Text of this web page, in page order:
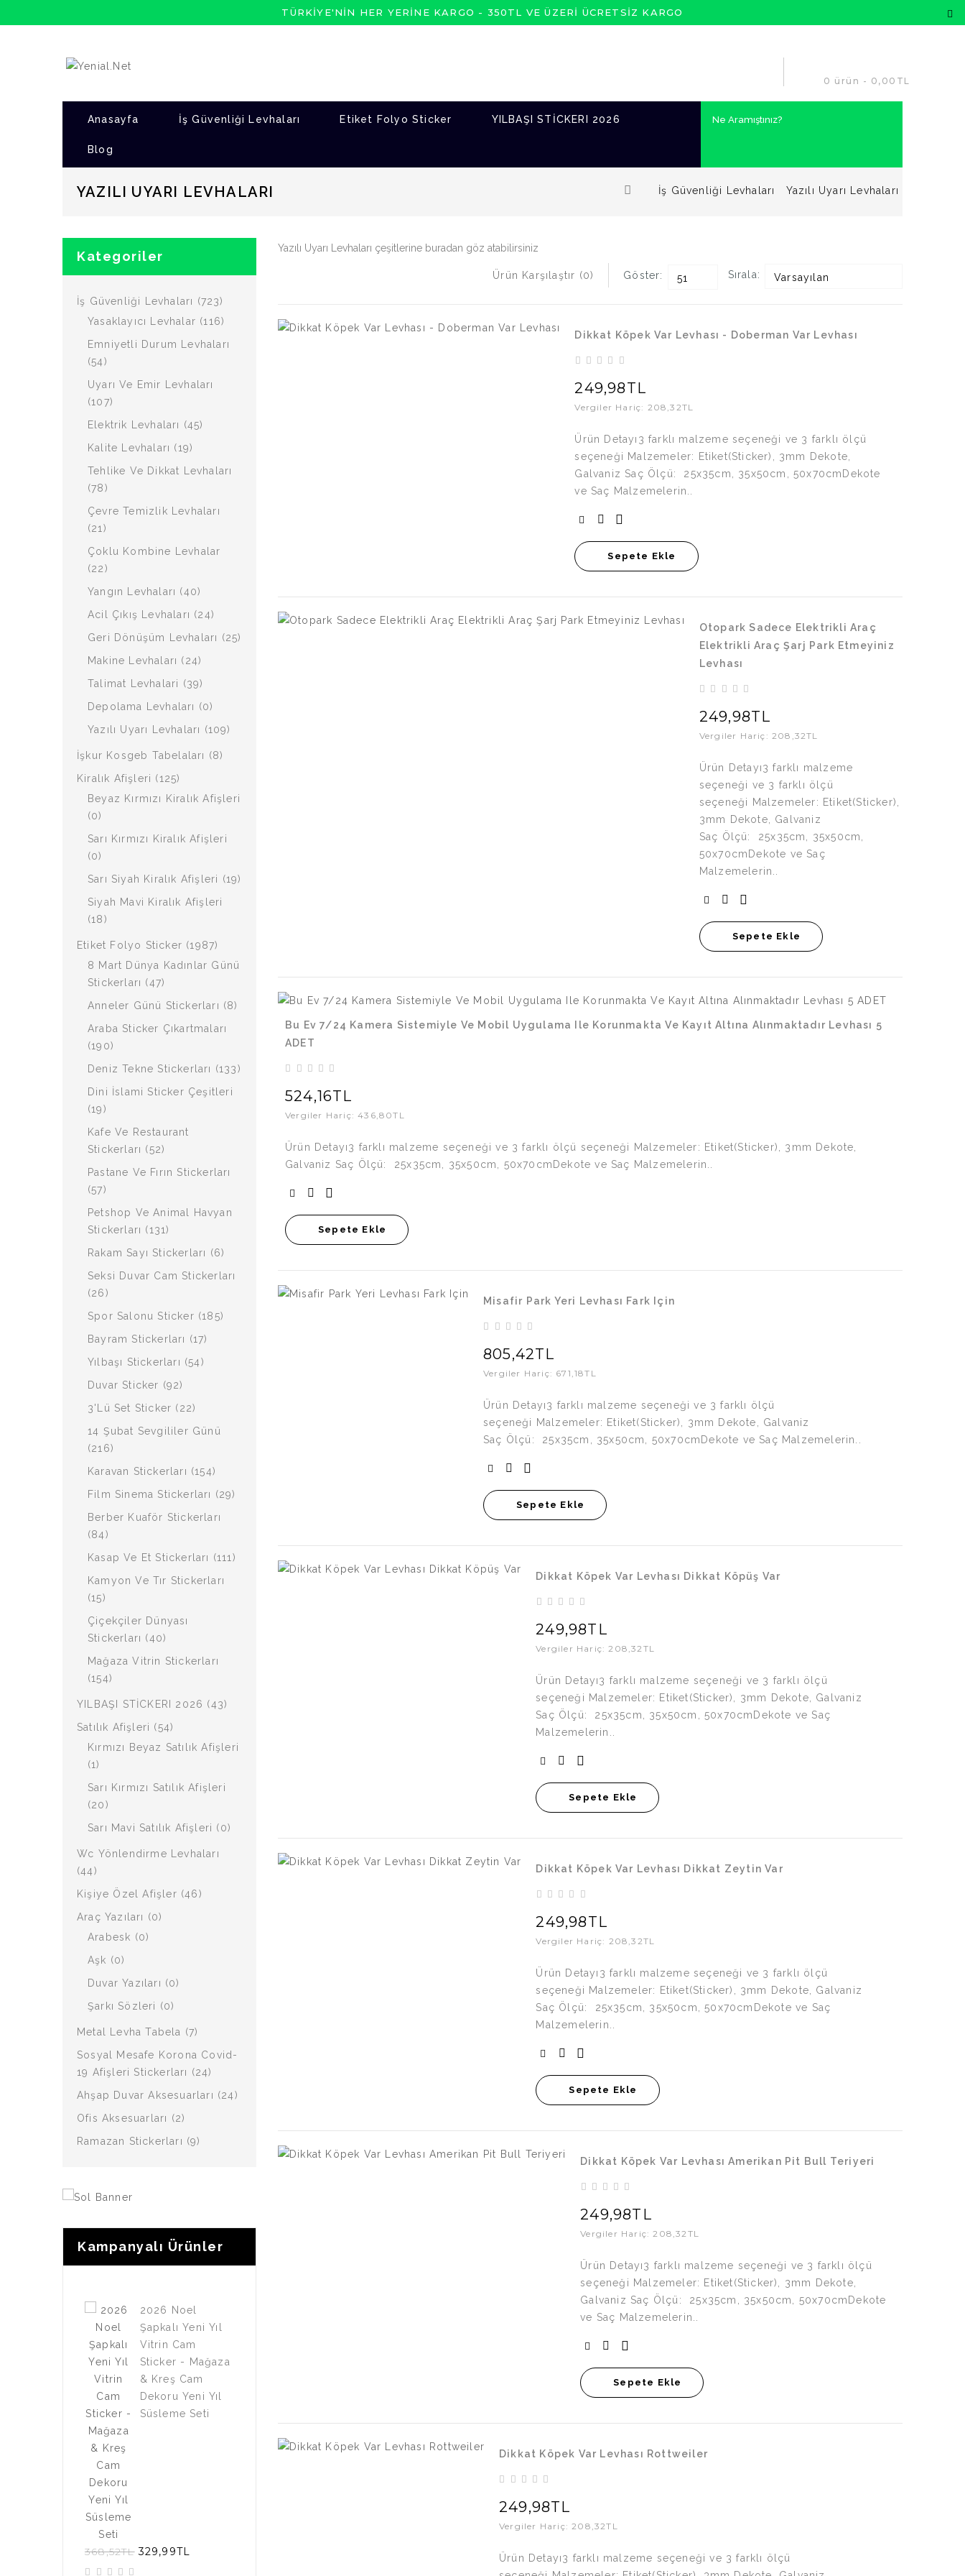
TÜRKIYE'NIN HER YERINE KARGO - 350TL VE ÜZERİ ÜCRETSİZ KARGO
0 ürün - 0,00TL
Anasayfa İş Güvenliği Levhaları Etiket Folyo Sticker YILBAŞI STİCKERI 2026
Blog
YAZILI UYARI LEVHALARI İş Güvenliği Levhaları Yazılı Uyarı Levhaları
Kategoriler
İş Güvenliği Levhaları (723)
Yasaklayıcı Levhalar (116)
Emniyetli Durum Levhaları
(54)
Uyarı Ve Emir Levhaları
(107)
Elektrik Levhaları (45)
Kalite Levhaları (19)
Tehlike Ve Dikkat Levhaları
(78)
Çevre Temizlik Levhaları
(21)
Çoklu Kombine Levhalar
(22)
Yangın Levhaları (40)
Acil Çıkış Levhaları (24)
Geri Dönüşüm Levhaları (25)
Makine Levhaları (24)
Talimat Levhalari (39)
Depolama Levhaları (0)
Yazılı Uyarı Levhaları (109)
İşkur Kosgeb Tabelaları (8)
Kiralık Afişleri (125)
Beyaz Kırmızı Kiralık Afişleri
(0)
Sarı Kırmızı Kiralık Afişleri
(0)
Sarı Siyah Kiralık Afişleri (19)
Siyah Mavi Kiralık Afişleri
(18)
Etiket Folyo Sticker (1987)
8 Mart Dünya Kadınlar Günü
Stickerları (47)
Anneler Günü Stickerları (8)
Araba Sticker Çıkartmaları
(190)
Deniz Tekne Stickerları (133)
Dini İslami Sticker Çeşitleri
(19)
Kafe Ve Restaurant
Stickerları (52)
Pastane Ve Fırın Stickerları
(57)
Petshop Ve Animal Havyan
Stickerları (131)
Rakam Sayı Stickerları (6)
Seksi Duvar Cam Stickerları
(26)
Spor Salonu Sticker (185)
Bayram Stickerları (17)
Yılbaşı Stickerları (54)
Duvar Sticker (92)
3'lü Set Sticker (22)
14 Şubat Sevgililer Günü
(216)
Karavan Stickerları (154)
Film Sinema Stickerları (29)
Berber Kuaför Stickerları
(84)
Kasap Ve Et Stickerları (111)
Kamyon Ve Tır Stickerları
(15)
Çiçekçiler Dünyası
Stickerları (40)
Mağaza Vitrin Stickerları
(154)
YILBAŞI STİCKERI 2026 (43)
Satılık Afişleri (54)
Kırmızı Beyaz Satılık Afişleri
(1)
Sarı Kırmızı Satılık Afişleri
(20)
Sarı Mavi Satılık Afişleri (0)
Wc Yönlendirme Levhaları
(44)
Kişiye Özel Afişler (46)
Araç Yazıları (0)
Arabesk (0)
Aşk (0)
Duvar Yazıları (0)
Şarkı Sözleri (0)
Metal Levha Tabela (7)
Sosyal Mesafe Korona Covid-
19 Afişleri Stickerları (24)
Ahşap Duvar Aksesuarları (24)
Ofis Aksesuarları (2)
Ramazan Stickerları (9)
Kampanyalı Ürünler
2026 Noel
Şapkalı Yeni Yıl
Vitrin Cam
Sticker - Mağaza
& Kreş Cam
Dekoru Yeni Yıl
Süsleme Seti
368,52TL 329,99TL
Yazılı Uyarı Levhaları çeşitlerine buradan göz atabilirsiniz
Göster: 51 Sırala: Varsayılan
Ürün Karşılaştır (0)
Dikkat Köpek Var Levhası - Doberman Var Levhası
249,98TL
Vergiler Hariç: 208,32TL
Ürün Detayı3 farklı malzeme seçeneği ve 3 farklı ölçü
seçeneği Malzemeler: Etiket(Sticker), 3mm Dekote,
Galvaniz Saç Ölçü: 25x35cm, 35x50cm, 50x70cmDekote
ve Saç Malzemelerin..
Sepete Ekle
Otopark Sadece Elektrikli Araç
Elektrikli Araç Şarj Park Etmeyiniz
Levhası
249,98TL
Vergiler Hariç: 208,32TL
Ürün Detayı3 farklı malzeme
seçeneği ve 3 farklı ölçü
seçeneği Malzemeler: Etiket(Sticker),
3mm Dekote, Galvaniz
Saç Ölçü: 25x35cm, 35x50cm,
50x70cmDekote ve Saç
Malzemelerin..
Sepete Ekle
Bu Ev 7/24 Kamera Sistemiyle Ve Mobil Uygulama Ile Korunmakta Ve Kayıt Altına Alınmaktadır Levhası 5
ADET
524,16TL
Vergiler Hariç: 436,80TL
Ürün Detayı3 farklı malzeme seçeneği ve 3 farklı ölçü seçeneği Malzemeler: Etiket(Sticker), 3mm Dekote,
Galvaniz Saç Ölçü: 25x35cm, 35x50cm, 50x70cmDekote ve Saç Malzemelerin..
Sepete Ekle
Misafir Park Yeri Levhası Fark Için
805,42TL
Vergiler Hariç: 671,18TL
Ürün Detayı3 farklı malzeme seçeneği ve 3 farklı ölçü
seçeneği Malzemeler: Etiket(Sticker), 3mm Dekote, Galvaniz
Saç Ölçü: 25x35cm, 35x50cm, 50x70cmDekote ve Saç Malzemelerin..
Sepete Ekle
Dikkat Köpek Var Levhası Dikkat Köpüş Var
249,98TL
Vergiler Hariç: 208,32TL
Ürün Detayı3 farklı malzeme seçeneği ve 3 farklı ölçü
seçeneği Malzemeler: Etiket(Sticker), 3mm Dekote, Galvaniz
Saç Ölçü: 25x35cm, 35x50cm, 50x70cmDekote ve Saç
Malzemelerin..
Sepete Ekle
Dikkat Köpek Var Levhası Dikkat Zeytin Var
249,98TL
Vergiler Hariç: 208,32TL
Ürün Detayı3 farklı malzeme seçeneği ve 3 farklı ölçü
seçeneği Malzemeler: Etiket(Sticker), 3mm Dekote, Galvaniz
Saç Ölçü: 25x35cm, 35x50cm, 50x70cmDekote ve Saç
Malzemelerin..
Sepete Ekle
Dikkat Köpek Var Levhası Amerikan Pit Bull Teriyeri
249,98TL
Vergiler Hariç: 208,32TL
Ürün Detayı3 farklı malzeme seçeneği ve 3 farklı ölçü
seçeneği Malzemeler: Etiket(Sticker), 3mm Dekote,
Galvaniz Saç Ölçü: 25x35cm, 35x50cm, 50x70cmDekote
ve Saç Malzemelerin..
Sepete Ekle
Dikkat Köpek Var Levhası Rottweiler
249,98TL
Vergiler Hariç: 208,32TL
Ürün Detayı3 farklı malzeme seçeneği ve 3 farklı ölçü